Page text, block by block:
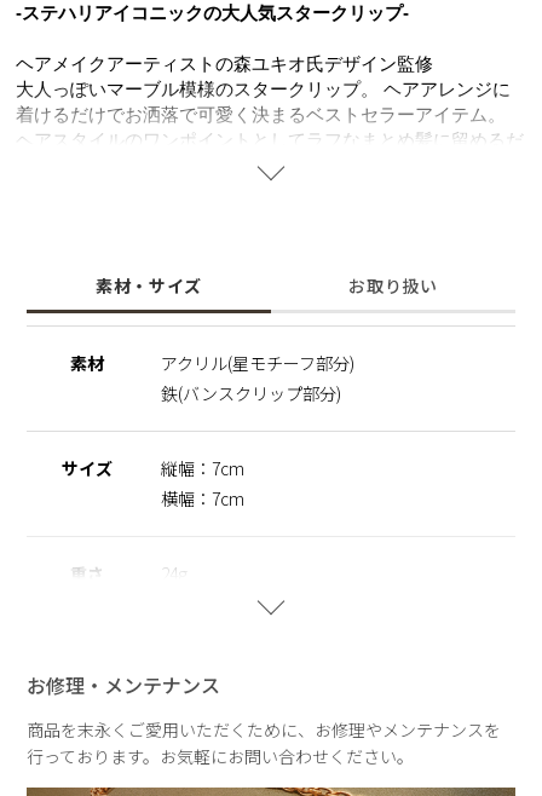
-ステハリアイコニックの大人気スタークリップ-
ヘアメイクアーティストの森ユキオ氏デザイン監修
大人っぽいマーブル模様のスタークリップ。 ヘアアレンジに
着けるだけでお洒落で可愛く決まるベストセラーアイテム。
ヘアスタイルのワンポイントとしてラフなまとめ髪に留めるだ
けでこなれたスタイルを印象付けます。ありそうでなかった星
―PROFILE―
森 ユキオ
ヘアメイクアップアーティスト
数多くの著名人のヘアメイクを手がけるヘアメイクアップアー
ティスト。 ファッション誌やビューティ誌で幅広く活躍す
出版する他、美容ツールの開発も手掛ける。
素材・サイズ お取り扱い
素材
アクリル(星モチーフ部分)
鉄(バンスクリップ部分)
サイズ
縦幅：7cm
横幅：7cm
重さ 24g
お修理・メンテナンス
商品を末永くご愛用いただくために、お修理やメンテナンスを
行っております。お気軽にお問い合わせください。